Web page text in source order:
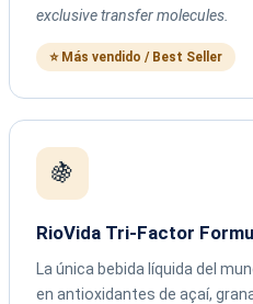
exclusive transfer molecules.
⭐ Más vendido / Best Seller
🍇
RioVida Tri-Factor
La única bebida líquida del
en antioxidantes de açaí,